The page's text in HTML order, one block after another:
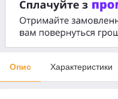
Опис Характеристики